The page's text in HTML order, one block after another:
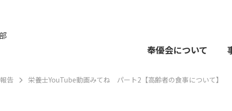
奉優会について
告 栄養士YouTube動画みてね パート2【高齢者の食事について】